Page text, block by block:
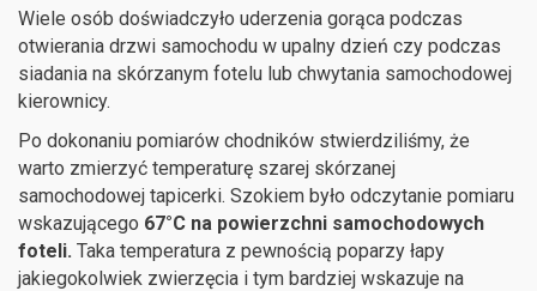
Wiele osób doświadczyło uderzenia gorąca podczas
otwierania drzwi samochodu w upalny dzień czy podczas
siadania na skórzanym fotelu lub chwytania samochodowej
kierownicy.
Po dokonaniu pomiarów chodników stwierdziliśmy, że
warto zmierzyć temperaturę szarej skórzanej
samochodowej tapicerki. Szokiem było odczytanie pomiaru
wskazującego 67°C na powierzchni samochodowych
foteli. Taka temperatura z pewnością poparzy łapy
jakiegokolwiek zwierzęcia i tym bardziej wskazuje na